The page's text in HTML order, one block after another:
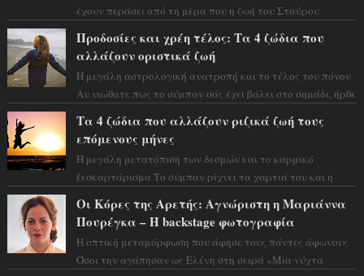
έχουν περάσει από τη μέρα που η ζωή του Σταύρου
Προδοσίες και χρέη τέλος: Τα 4 ζώδια που
αλλάζουν οριστικά ζωή
Η μεγάλη αστρολογική ανατροπή και το τέλος του πόνου
Αν νιώθατε πως το σύμπαν σάς έχει βάλει στο σημάδι, ήρθε
Τα 4 ζώδια που αλλάζουν ριζικά ζωή τους
επόμενους μήνες
Η μεγάλη μετατόπιση των δεσμών και το καρμικό
ξεσκαρτάρισμα Το σύμπαν ρίχνει τα χαρτιά του και η
Οι Κόρες της Αρετής: Αγνώριστη η Μαριάννα
Πουρέγκα – H backstage φωτογραφία
Η οπτική μεταμόρφωση που άφησε τους πάντες άφωνους
Όσοι την αγάπησαν ως Ελένη στη σειρά «Μια νύχτα